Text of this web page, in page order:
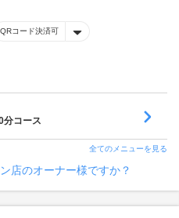
QRコード決済可
分コース
全てのメニューを見る
店のオーナー様ですか？